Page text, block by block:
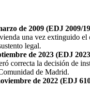
de 2009 (EDJ 2009/
una vez extinguido
legal.
de 2023 (EDJ
correcta la decisión de
de Madrid.
de 2022 (EDJ